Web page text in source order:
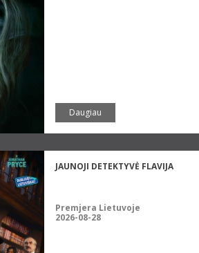
Daugiau
JAUNOJI DETEKTYVĖ FLAVIJA
Premjera Lietuvoje
2026-08-28